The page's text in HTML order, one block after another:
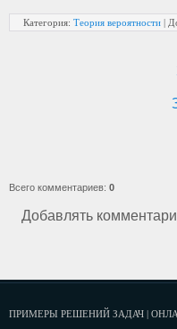
Категория: Теория вероятности |
Всего комментариев: 0
Добавлять
ПРИМЕРЫ РЕШЕНИЙ ЗАДАЧ |